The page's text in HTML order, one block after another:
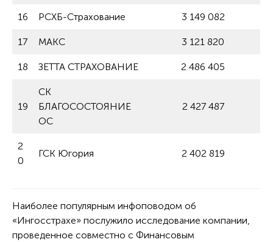
16 РСХБ-Страхование 3 149 082
17 МАКС 3 121 820
18 ЗЕТТА СТРАХОВАНИЕ 2 486 405
19
СК
БЛАГОСОСТОЯНИЕ
ОС
2 427 487
2
0
ГСК Югория 2 402 819
Наиболее популярным инфоповодом об
«Ингосстрахе» послужило исследование компании,
проведенное совместно с Финансовым